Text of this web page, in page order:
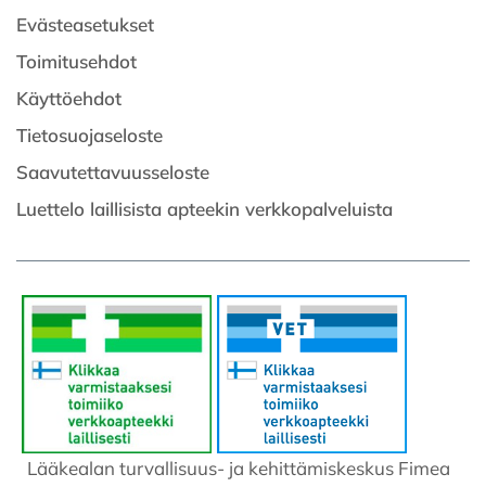
Evästeasetukset
Toimitusehdot
Käyttöehdot
Tietosuojaseloste
Saavutettavuusseloste
Luettelo laillisista apteekin verkkopalveluista
Lääkealan turvallisuus- ja kehittämiskeskus Fimea